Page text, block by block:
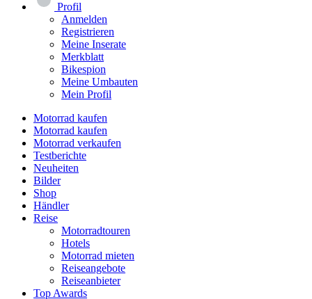
Profil
Anmelden
Registrieren
Meine Inserate
Merkblatt
Bikespion
Meine Umbauten
Mein Profil
Motorrad kaufen
Motorrad kaufen
Motorrad verkaufen
Testberichte
Neuheiten
Bilder
Shop
Händler
Reise
Motorradtouren
Hotels
Motorrad mieten
Reiseangebote
Reiseanbieter
Top Awards